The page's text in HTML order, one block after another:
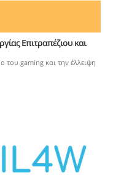
Επιτραπέζιου και
του gaming και την έλλειψη